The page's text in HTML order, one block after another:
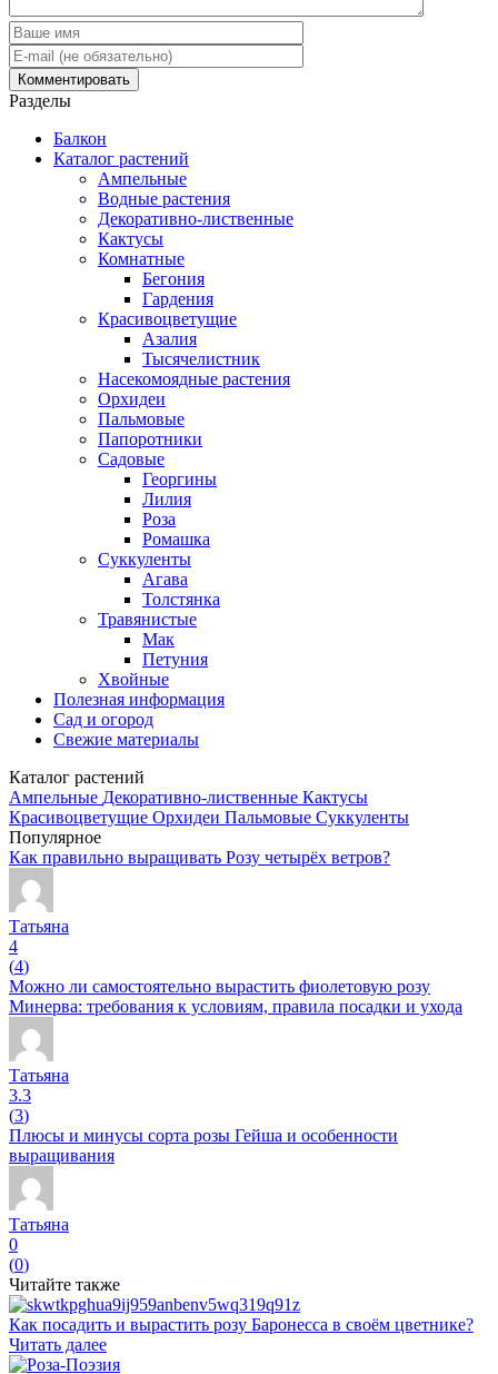
Разделы
Балкон
Каталог растений
Ампельные
Водные растения
Декоративно-лиственные
Кактусы
Комнатные
Бегония
Гардения
Красивоцветущие
Азалия
Тысячелистник
Насекомоядные растения
Орхидеи
Пальмовые
Папоротники
Садовые
Георгины
Лилия
Роза
Ромашка
Суккуленты
Агава
Толстянка
Травянистые
Мак
Петуния
Хвойные
Полезная информация
Сад и огород
Свежие материалы
Каталог растений
Ампельные Декоративно-лиственные Кактусы
Красивоцветущие Орхидеи Пальмовые Суккуленты
Популярное
Как правильно выращивать Розу четырёх ветров?
Татьяна
4
(4)
Можно ли самостоятельно вырастить фиолетовую розу
Минерва: требования к условиям, правила посадки и ухода
Татьяна
3.3
(3)
Плюсы и минусы сорта розы Гейша и особенности
выращивания
Татьяна
0
(0)
Читайте также
Как посадить и вырастить розу Баронесса в своём цветнике?
Читать далее